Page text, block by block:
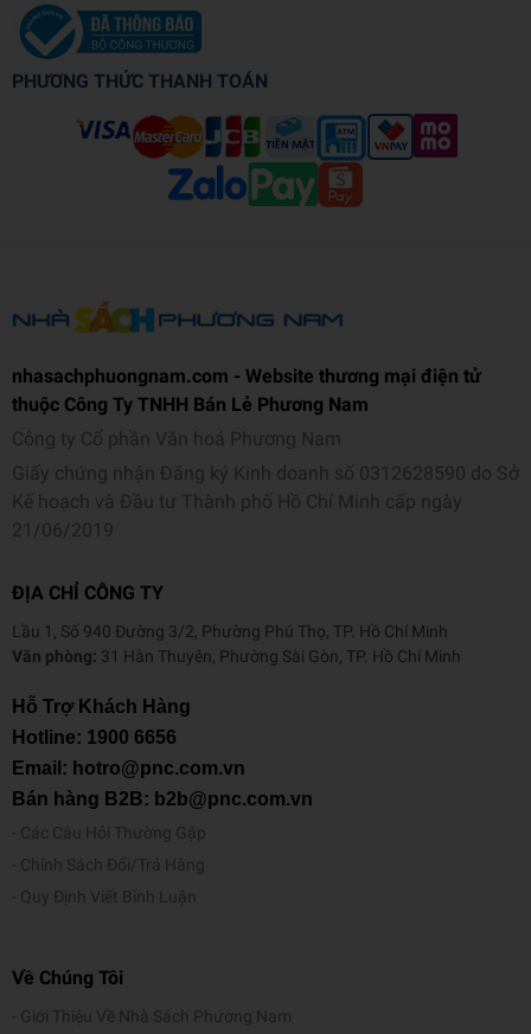
PHƯƠNG THỨC THANH TOÁN
nhasachphuongnam.com - Website thương mại điện tử
thuộc Công Ty TNHH Bán Lẻ Phương Nam
Công ty Cổ phần Văn hoá Phương Nam
Giấy chứng nhận Đăng ký Kinh doanh số 0312628590 do Sở
Kế hoạch và Đầu tư Thành phố Hồ Chí Minh cấp ngày
21/06/2019
ĐỊA CHỈ CÔNG TY
Lầu 1, Số 940 Đường 3/2, Phường Phú Thọ, TP. Hồ Chí Minh
Văn phòng: 31 Hàn Thuyên, Phường Sài Gòn, TP. Hồ Chí Minh
Hỗ Trợ Khách Hàng
Hotline: 1900 6656
Email: hotro@pnc.com.vn
Bán hàng B2B: b2b@pnc.com.vn
Các Câu Hỏi Thường Gặp
Chính Sách Đổi/Trả Hàng
Quy Định Viết Bình Luận
Về Chúng Tôi
Giới Thiệu Về Nhà Sách Phương Nam